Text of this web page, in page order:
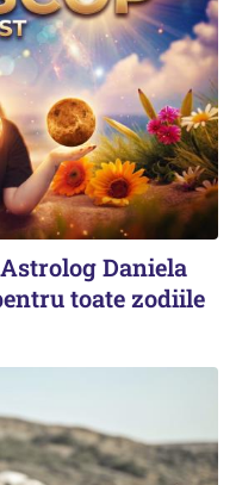
Daniela
toate zodiile